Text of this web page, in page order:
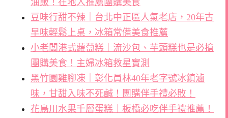
豆味行甜不辣｜台北中正區人氣老店，20年古
早味輕鬆上桌，冰箱常備美食推薦
小老闆港式蘿蔔糕｜流沙包、芋頭糕也是必搶
團購美食！主婦冰箱救星實測
黑竹園雞腳凍｜彰化員林40年老字號冰鎮滷
味，甘甜入味不死鹹！團購伴手禮必敗！
花鳥川水果千層蛋糕｜板橋必吃伴手禮推薦！